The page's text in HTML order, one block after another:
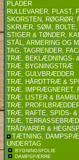
PLADER
RULLEVARER, PLAST,
SKORSTEN, RØGRØR,
SKRUER, SØM, BOLTE,
STIGER & TØNDER,
STÅL, ARMERING OG
TAG, TAGRENDER,
TRÆ, BEKLÆDNINGS-
TRÆ, BYGNINGSTRÆ
TRÆ, GULVBRÆDDER
TRÆ, HÅRDTTRÆ &
TRÆ, IMPRÆGNERET,
TRÆ, LISTER &
TRÆ,
TRÆ, RAFTE, SPIDS-
TRÆ,
TRÅDVARER &
TÆTNING,
UNDERTAG
BYGNINGSFOLIE
DAMPSPÆRRE